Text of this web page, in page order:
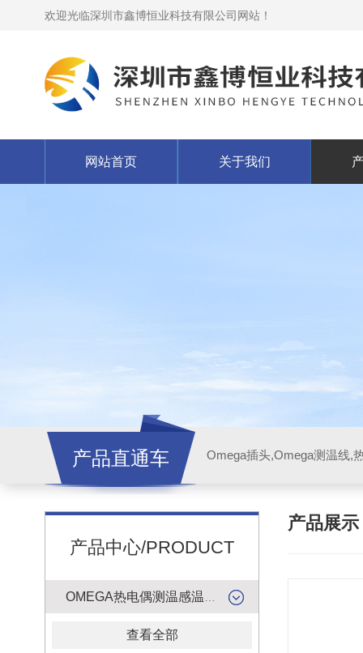
欢迎光临深圳市鑫博恒业科技有限公司网站！
网站首页 关于我们
产品直通车
产品中心/PRODUCT
查看全部
产品展示